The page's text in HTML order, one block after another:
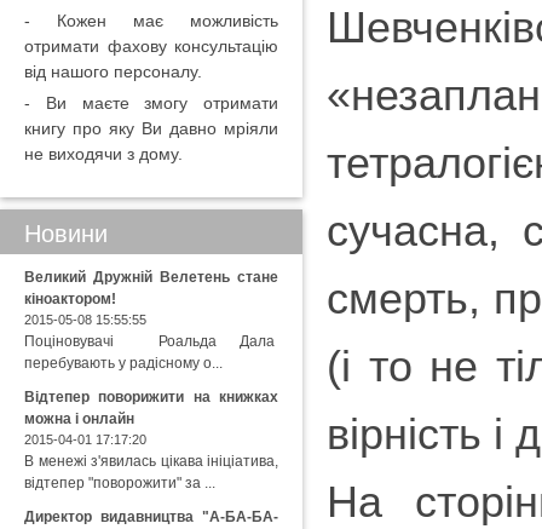
сучасна,
смерть,
(і то не
вірність
На
- Кожен має можливість
отримати фахову консультацію
від нашого персоналу.
- Ви маєте змогу отримати
книгу про яку Ви давно мріяли
не виходячи з дому.
Новини
Великий Дружній Велетень стане
кіноактором!
2015-05-08 15:55:55
Поціновувачі Роальда Дала
перебувають у радісному о...
Відтепер поворижити на книжках
можна і онлайн
2015-04-01 17:17:20
В менежі з'явилась цікава ініціатива,
відтепер "поворожити" за ...
Директор видавництва "А-БА-БА-